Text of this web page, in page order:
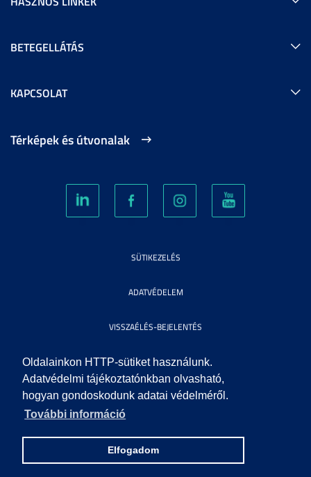
Oldalainkon HTTP-sütiket használunk.
Adatvédelmi tájékoztatónkban olvasható,
hogyan gondoskodunk adatai védelméről.
További információ
Elfogadom
BETEGELLÁTÁS
KAPCSOLAT
Térképek és útvonalak
SÜTIKEZELÉS
ADATVÉDELEM
VISSZAÉLÉS-BEJELENTÉS
KÖZÉRDEKŰ ADATOK
IMPRESSZUM